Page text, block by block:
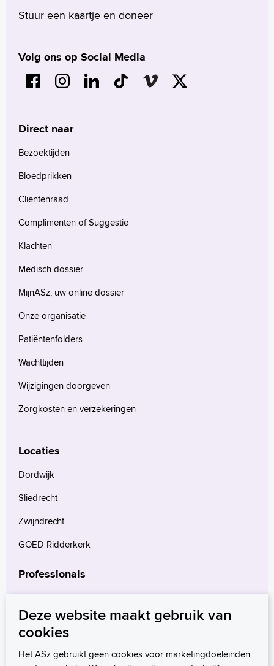
Stuur een kaartje en doneer
Volg ons op Social Media
Direct naar
Bezoektijden
Bloedprikken
Cliëntenraad
Complimenten of Suggestie
Klachten
Medisch dossier
MijnASz, uw online dossier
Onze organisatie
Patiëntenfolders
Wachttijden
Wijzigingen doorgeven
Zorgkosten en verzekeringen
Locaties
Dordwijk
Sliedrecht
Zwijndrecht
GOED Ridderkerk
Professionals
Verwijzers
Wetenschappelijk onderzoek
Deze website maakt gebruik van
cookies
Het ASz gebruikt geen cookies voor marketingdoeleinden